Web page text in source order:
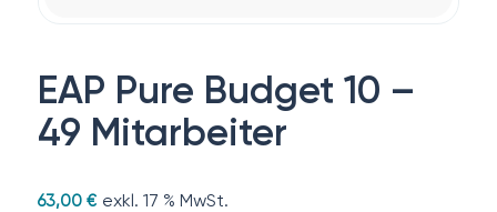
EAP Pure Budget 10 –
49 Mitarbeiter
63,00 € exkl. 17 % MwSt.